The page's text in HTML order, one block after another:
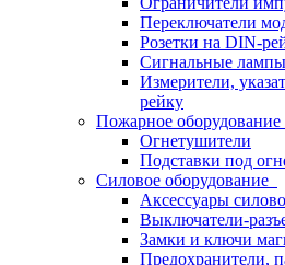
Переключатели
Розетки на DIN-
Сигнальные
Измерители,
рейку
Пожарное оборудование
Огнетушители
Подставки под
Силовое оборудование
Аксессуары
Выключатели-
Замки и ключи
Предохранители,